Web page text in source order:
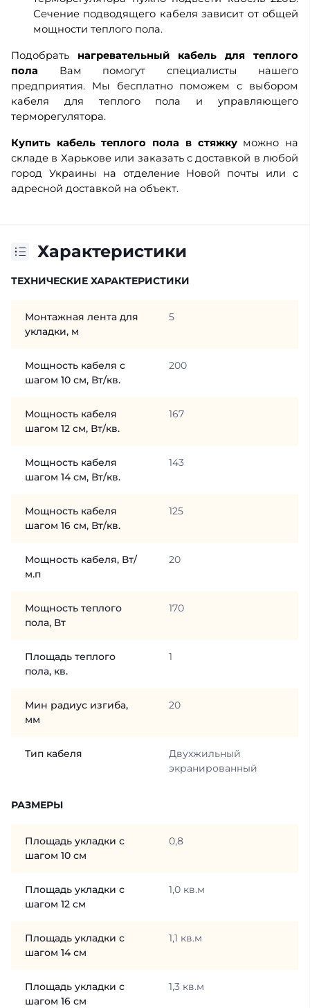
Сечение подводящего кабеля зависит от общей
мощности теплого пола.
Подобрать нагревательный кабель для теплого
пола Вам помогут специалисты нашего
предприятия. Мы бесплатно поможем с выбором
кабеля для теплого пола и управляющего
терморегулятора.
Купить кабель теплого пола в стяжку можно на
складе в Харькове или заказать с доставкой в любой
город Украины на отделение Новой почты или с
адресной доставкой на объект.
Характеристики
ТЕХНИЧЕСКИЕ ХАРАКТЕРИСТИКИ
Монтажная лента для
укладки, м
5
Мощность кабеля с
шагом 10 см, Вт/кв.
200
Мощность кабеля
шагом 12 см, Вт/кв.
167
Мощность кабеля
шагом 14 см, Вт/кв.
143
Мощность кабеля
шагом 16 см, Вт/кв.
125
Мощность кабеля, Вт/
м.п
20
Мощность теплого
пола, Вт
170
Площадь теплого
пола, кв.
1
Мин радиус изгиба,
мм
20
Тип кабеля
Двухжильный
экранированный
РАЗМЕРЫ
Площадь укладки с
шагом 10 см
0,8
Площадь укладки с
шагом 12 см
1,0 кв.м
Площадь укладки с
шагом 14 см
1,1 кв.м
Площадь укладки с
шагом 16 см
1,3 кв.м